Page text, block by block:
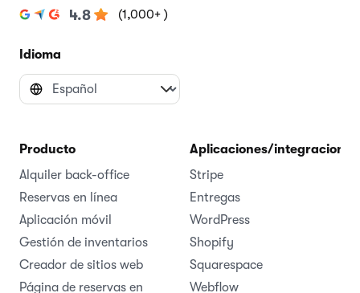
4.8 (1,000+ )
Idioma
Producto
Alquiler back-office
Reservas en línea
Aplicación móvil
Gestión de inventarios
Creador de sitios web
Página de reservas en
Aplicaciones/integraciones
Stripe
Entregas
WordPress
Shopify
Squarespace
Webflow